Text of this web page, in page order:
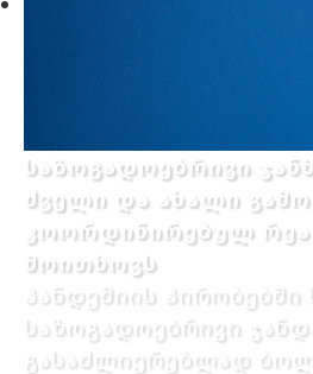
საზოგადოებრივი
ძველი და ახალი
კოორდინირებულ
მოითხოვს
პანდემიის
საზოგადოებრივი
გასაძლიერებლად